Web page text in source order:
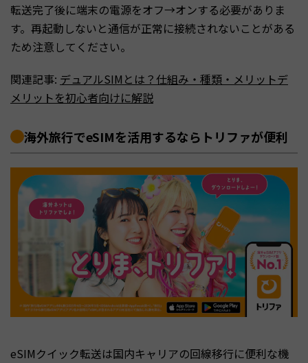
転送完了後に端末の電源をオフ→オンする必要がありま
す。再起動しないと通信が正常に接続されないことがある
ため注意してください。
関連記事: デュアルSIMとは？仕組み・種類・メリットデ
メリットを初心者向けに解説
海外旅行でeSIMを活用するならトリファが便利
eSIMクイック転送は国内キャリアの回線移行に便利な機